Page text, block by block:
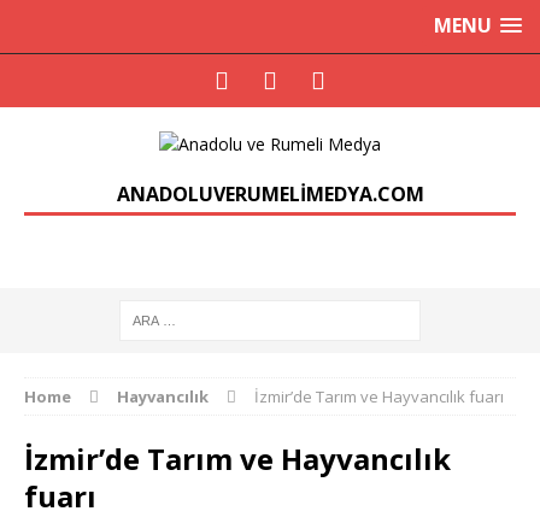
MENU
ANADOLUVERUMELIMEDYA.COM
Home Hayvancılık İzmir’de Tarım ve Hayvancılık fuarı
İzmir’de Tarım ve Hayvancılık
fuarı